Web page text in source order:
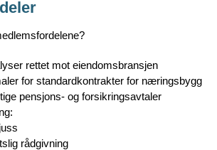
rettet mot eiendomsbransjen
for standardkontrakter for næringsbygg
pensjons- og forsikringsavtaler
rådgivning